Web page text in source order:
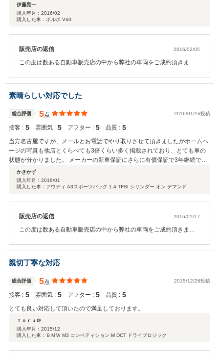
伊藤晃一
購入年月： 2016/02
購入した車：ボルボ V60
販売店の返信 2016/02/05
この度は数ある自動車販売店の中から弊社の車両をご成約頂きまし
いている中でご安心頂ける事となり、 ご契約からご納車させて頂き
ました。 お車には新車保証プラス弊社の保証も付帯している販売プ
ランとなっておりますので、 より一層ご安心頂けるお車で御座いま
す。 お住まいも千葉県とお近くで御座いますので、今後ともお車の
事で 何か御座いましたら何なりとお申し付け下さい。 引き続き末永
いお付き合いをさせて頂けたらと思っておりますので、 よろしくお
願い致します。
素晴らしい対応でした
総合評価 5点 2016/01/16投稿
接客 : 5 雰囲気 : 5 アフター : 5 品質 : 5
当方名古屋ですが、メールとお電話でやり取りさせて頂きましたがホームペ
ージの写真も他店とくらべても3倍くらい多く掲載されており、とても車の
状態が分かりました。 メーカーの新車保証にさらに有償保証で3年継続でき
たので保証面も安心して購入出来ました。営業担当の方も親身になり相談で
き良かったです。ありがとうございました。
かきかず
購入年月： 2016/01
購入した車：アウディ A3スポーツバック 1.4 TFSI シリンダー オン デマンド
販売店の返信 2016/01/17
この度は数ある自動車販売店の中から弊社の車両をご成約頂きまし
のお住まいは少々離れておりますので、なかなかご来店頂く事は難
しいかもしれませんが、また我々でお手伝いできる事がありました
ら何なりとおっしゃって頂けたらと思っております。弊社をご利用
頂けました事、改めてお礼申し上げます。この度は誠に有難う御座
いました。今後ともトップランクをよろしくお願い致します。
親切丁寧な対応
総合評価 5点 2015/12/26投稿
接客 : 5 雰囲気 : 5 アフター : 5 品質 : 5
とても良い対応して頂いたので満足しております。
ｔｏｒｕ＠
購入年月： 2015/12
購入した車：ＢＭＷ M3 コンペティション M DCT ドライブロジック